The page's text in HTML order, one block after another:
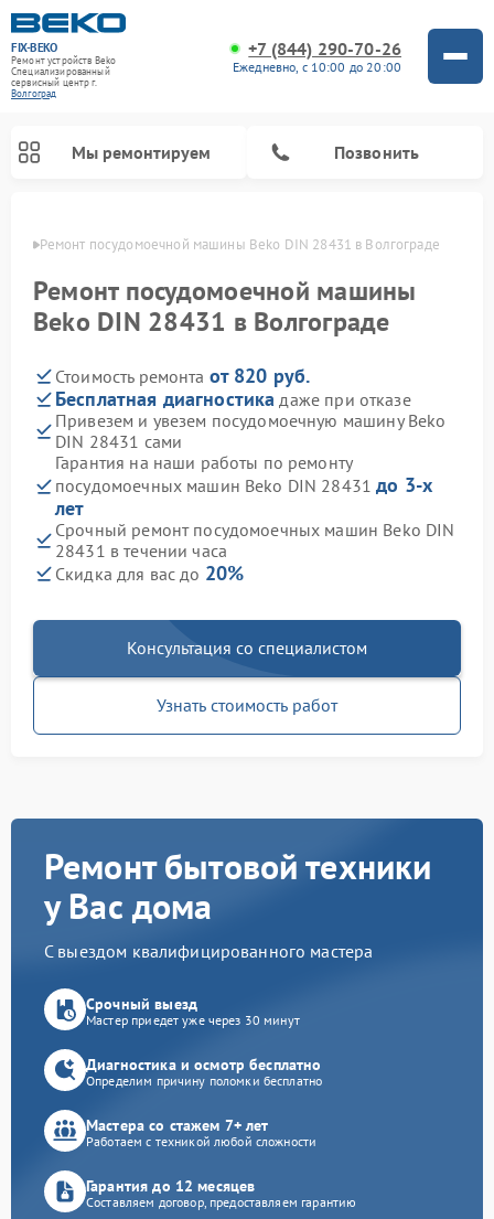
FIX-BEKO
Ремонт устройств Beko
Специализированный
cервисный центр г.
Волгоград
+7 (844) 290-70-26
Ежедневно, с 10:00 до 20:00
Мы ремонтируем Позвонить
Ремонт посудомоечной машины Beko DIN 28431 в Волгограде
Ремонт посудомоечной машины
Beko DIN 28431 в Волгограде
Стоимость ремонта от 820 руб.
Бесплатная диагностика даже при отказе
Привезем и увезем посудомоечную машину Beko
DIN 28431 сами
Гарантия на наши работы по ремонту
посудомоечных машин Beko DIN 28431до 3-х
лет
Срочный ремонт посудомоечных машин Beko DIN
28431 в течении часа
Скидка для вас до 20%
Консультация со специалистом
Узнать стоимость работ
Ремонт бытовой техники
у Вас дома
С выездом квалифицированного мастера
Срочный выезд
Мастер приедет уже через 30 минут
Диагностика и осмотр бесплатно
Определим причину поломки бесплатно
Мастера со стажем 7+ лет
Работаем с техникой любой сложности
Гарантия до 12 месяцев
Составляем договор, предоставляем гарантию